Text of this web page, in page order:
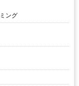
ング